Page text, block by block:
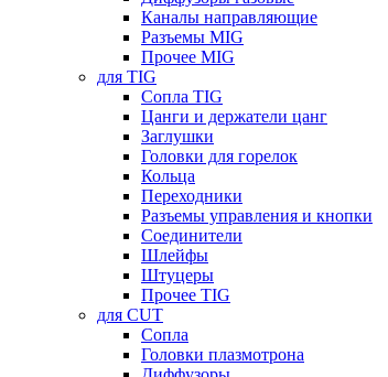
Каналы направляющие
Разъемы MIG
Прочее MIG
для TIG
Сопла TIG
Цанги и держатели цанг
Заглушки
Головки для горелок
Кольца
Переходники
Разъемы управления и кнопки
Соединители
Шлейфы
Штуцеры
Прочее TIG
для CUT
Сопла
Головки плазмотрона